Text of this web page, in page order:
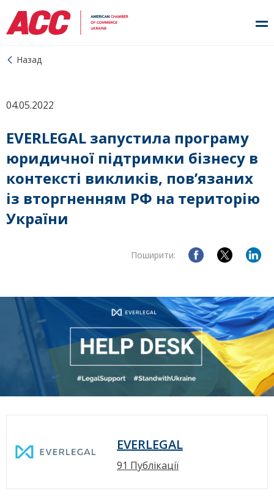
Назад
04.05.2022
EVERLEGAL запустила програму
юридичної підтримки бізнесу в
контексті викликів, пов’язаних
із вторгненням РФ на територію
України
Поширити:
EVERLEGAL
91 Публікації